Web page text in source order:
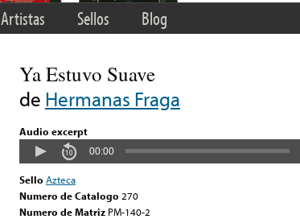
Artistas Sellos Blog
Ya Estuvo Suave
de Hermanas Fraga
Audio excerpt
00:00
Sello Azteca
Numero de Catalogo 270
Numero de Matriz PM-140-2